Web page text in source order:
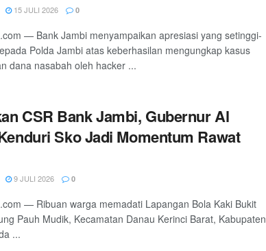
15 JULI 2026 0
— Bank Jambi menyampaikan apresiasi yang setinggi-
Polda Jambi atas keberhasilan mengungkap kasus
dana nasabah oleh hacker ...
CSR Bank Jambi, Gubernur Al
Sko Jadi Momentum Rawat
9 JULI 2026 0
— Ribuan warga memadati Lapangan Bola Kaki Bukit
Pauh Mudik, Kecamatan Danau Kerinci Barat, Kabupaten
...